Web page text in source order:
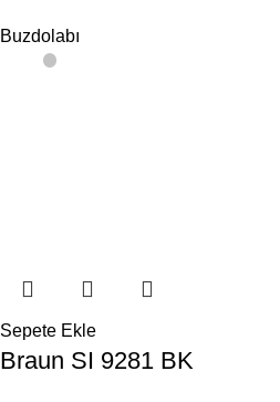
Buzdolabı
Sepete Ekle
Braun SI 9281 BK